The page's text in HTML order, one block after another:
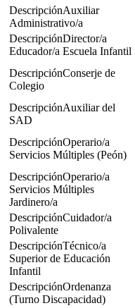
Auxiliar
Administrativo/a
Director/a
Educador/a Escuela Infantil
Conserje de
Colegio
Auxiliar del
SAD
Operario/a
Servicios Múltiples (Peón)
Operario/a
Servicios Múltiples
Jardinero/a
Cuidador/a
Polivalente
Técnico/a
Superior de Educación
Infantil
Ordenanza
(Turno Discapacidad)